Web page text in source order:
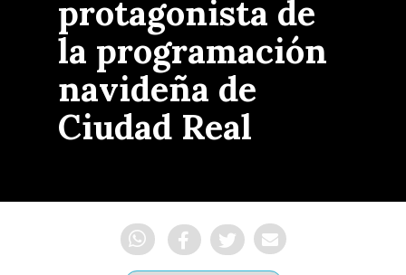
protagonista de
la programación
navideña de
Ciudad Real